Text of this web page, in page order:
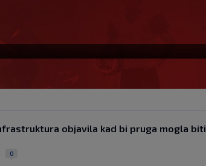
još jedan Vatreni?
objavila kad bi pruga mogla biti
0